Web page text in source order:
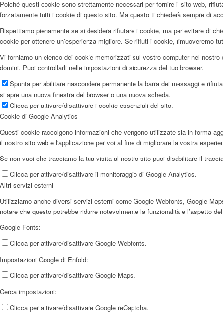
Poiché questi cookie sono strettamente necessari per fornire il sito web,
forzatamente tutti i cookie di questo sito. Ma questo ti chiederà sempre di
Rispettiamo pienamente se si desidera rifiutare i cookie, ma per evitare di
cookie per ottenere un’esperienza migliore. Se rifiuti i cookie, rimuoveremo
Vi forniamo un elenco dei cookie memorizzati sul vostro computer nel
domini. Puoi controllarli nelle impostazioni di sicurezza del tuo browser.
Spunta per abilitare nascondere permanente la barra dei messaggi e
si apre una nuova finestra del browser o una nuova scheda.
Clicca per attivare/disattivare i cookie essenziali del sito.
Cookie di Google Analytics
Questi cookie raccolgono informazioni che vengono utilizzate sia in forma
il nostro sito web e l'applicazione per voi al fine di migliorare la vostra
Se non vuoi che tracciamo la tua visita al nostro sito puoi disabilitare il
Clicca per attivare/disattivare il monitoraggio di Google Analytics.
Altri servizi esterni
Utilizziamo anche diversi servizi esterni come Google Webfonts, Google
notare che questo potrebbe ridurre notevolmente la funzionalità e l’aspetto
Google Fonts:
Clicca per attivare/disattivare Google Webfonts.
Impostazioni Google di Enfold:
Clicca per attivare/disattivare Google Maps.
Cerca impostazioni:
Clicca per attivare/disattivare Google reCaptcha.